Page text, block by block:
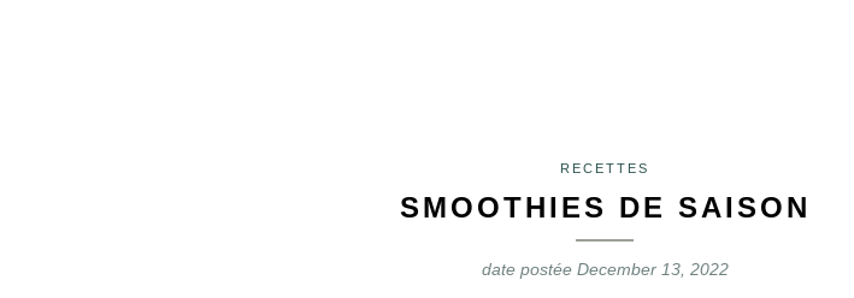
RECETTES
SMOOTHIES DE SAISON
date postée December 13, 2022